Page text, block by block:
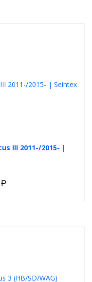
III 2011-/2015- |
Р